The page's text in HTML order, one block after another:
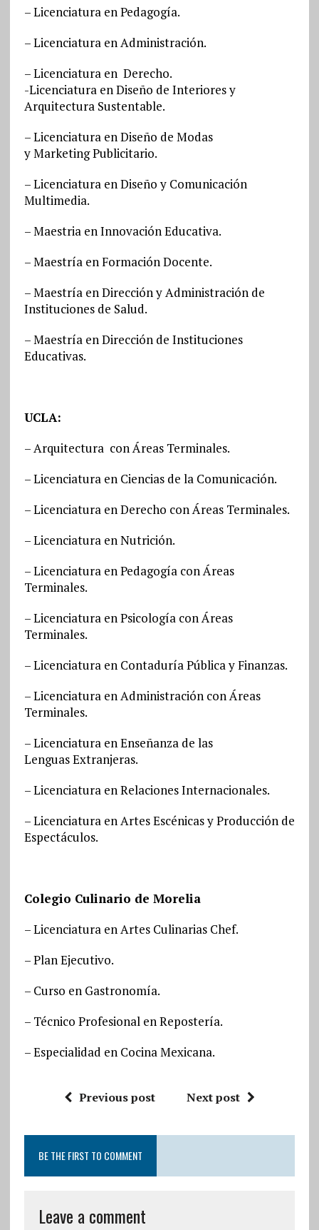
– Licenciatura en Pedagogía.
– Licenciatura en Administración.
– Licenciatura en Derecho.
-Licenciatura en Diseño de Interiores y
Arquitectura Sustentable.
– Licenciatura en Diseño de Modas
y Marketing Publicitario.
– Licenciatura en Diseño y Comunicación
Multimedia.
– Maestria en Innovación Educativa.
– Maestría en Formación Docente.
– Maestría en Dirección y Administración de
Instituciones de Salud.
– Maestría en Dirección de Instituciones
Educativas.
UCLA:
– Arquitectura con Áreas Terminales.
– Licenciatura en Ciencias de la Comunicación.
– Licenciatura en Derecho con Áreas Terminales.
– Licenciatura en Nutrición.
– Licenciatura en Pedagogía con Áreas
Terminales.
– Licenciatura en Psicología con Áreas
Terminales.
– Licenciatura en Contaduría Pública y Finanzas.
– Licenciatura en Administración con Áreas
Terminales.
– Licenciatura en Enseñanza de las
Lenguas Extranjeras.
– Licenciatura en Relaciones Internacionales.
– Licenciatura en Artes Escénicas y Producción de
Espectáculos.
Colegio Culinario de Morelia
– Licenciatura en Artes Culinarias Chef.
– Plan Ejecutivo.
– Curso en Gastronomía.
– Técnico Profesional en Repostería.
– Especialidad en Cocina Mexicana.
Previous post Next post
BE THE FIRST TO COMMENT
Leave a comment